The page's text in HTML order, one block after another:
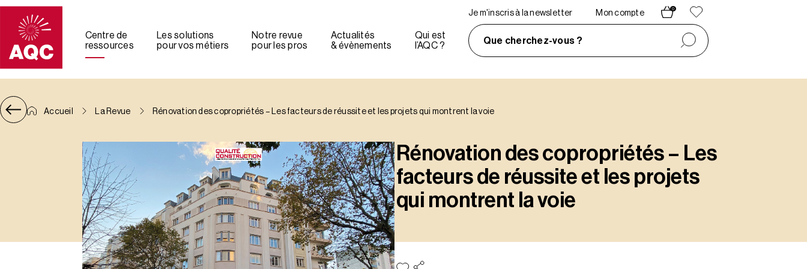
Panneau de gestion des cookies
Centre de
ressources
Les solutions
pour vos métiers
Notre revue
pour les pros
Actualités
& évènements
Qui est
l’AQC ?
Je m'inscris à la newsletter Mon compte
0
Que cherchez-vous ?
Accueil La Revue Rénovation des copropriétés – Les facteurs de réussite et les projets qui montrent la voie
Rénovation des copropriétés – Les
facteurs de réussite et les projets
qui montrent la voie